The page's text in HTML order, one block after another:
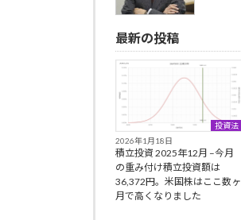
最新の投稿
投資法
2026年1月18日
積立投資 2025年12月 –今月
の重み付け積立投資額は
36,372円。米国株はここ数ヶ
月で高くなりました